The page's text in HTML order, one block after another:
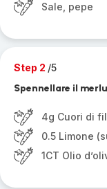
Sale, pepe
Step 2 /5
Spennellare il
4g Cuori di
0.5 Limone
1CT Olio